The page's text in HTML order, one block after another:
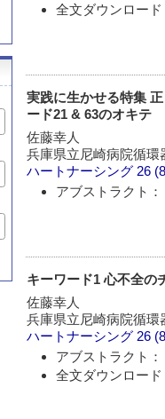
全文ダウンロード
実践に生かせる特集
ード21 & 63のオキテ
佐藤幸人
兵庫県立尼崎病院循環
ハートナーシング 26
アブストラクト
キーワード1 心不全の
佐藤幸人
兵庫県立尼崎病院循環
ハートナーシング 26
アブストラクト
全文ダウンロード